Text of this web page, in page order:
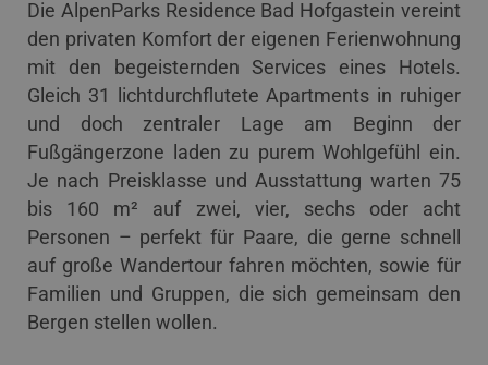
Die AlpenParks Residence Bad Hofgastein vereint
den privaten Komfort der eigenen Ferienwohnung
mit den begeisternden Services eines Hotels.
Gleich 31 lichtdurchflutete Apartments in ruhiger
und doch zentraler Lage am Beginn der
Fußgängerzone laden zu purem Wohlgefühl ein.
Je nach Preisklasse und Ausstattung warten 75
bis 160 m² auf zwei, vier, sechs oder acht
Personen – perfekt für Paare, die gerne schnell
auf große Wandertour fahren möchten, sowie für
Familien und Gruppen, die sich gemeinsam den
Bergen stellen wollen.